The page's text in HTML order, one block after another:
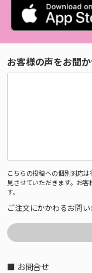
お客様の声をお聞
こちらの投稿への個別対応
見させていただきます。お
す。
ご注文にかかわるお問い
■ お問合せ